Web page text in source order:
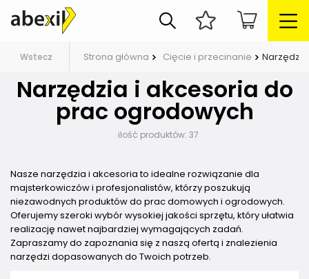
Wstecz Strona główna Cięcie i przecinanie
Narzędzia i akcesoria do
prac ogrodowych
ilość produktów: 37
Nasze narzędzia i akcesoria to idealne rozwiązanie dla
majsterkowiczów i profesjonalistów, którzy poszukują
niezawodnych produktów do prac domowych i ogrodowych.
Oferujemy szeroki wybór wysokiej jakości sprzętu, który ułatwia
realizację nawet najbardziej wymagających zadań.
Zapraszamy do zapoznania się z naszą ofertą i znalezienia
narzędzi dopasowanych do Twoich potrzeb.